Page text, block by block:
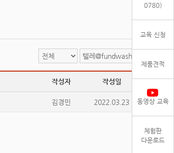
0780)
교육 신청
제품견적
동영상 교육
체험판
다운로드
작성자 작성일 조회
김경민 2022.03.23 38485